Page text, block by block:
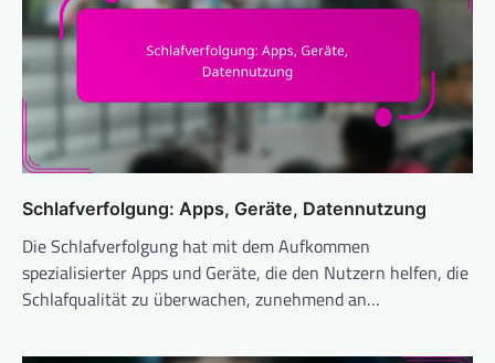
Schlafverfolgung: Apps, Geräte, Datennutzung
Die Schlafverfolgung hat mit dem Aufkommen
spezialisierter Apps und Geräte, die den Nutzern helfen, die
Schlafqualität zu überwachen, zunehmend an…